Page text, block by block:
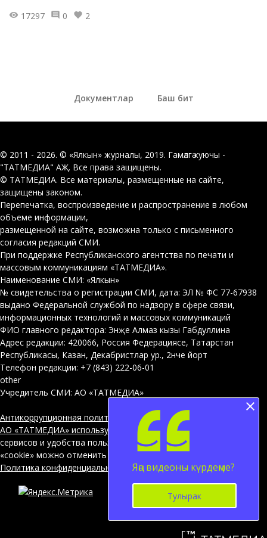
17297
0 2
Документлар Баш бит
© 2011 - 2026. © «Ялкын» журналы, 2019. Гамәлгә куючы -
"ТАТМЕДИА" АҖ. Все права защищены.
© ТАТМЕДИА. Все материалы, размещенные на сайте,
защищены законом.
Перепечатка, воспроизведение и распространение в любом
объеме информации,
размещенной на сайте, возможна только с письменного
согласия редакций СМИ.
При поддержке Республиканского агентства по печати и
массовым коммуникациям «ТАТМЕДИА».
Наименование СМИ: «Ялкын»
№ свидетельства о регистрации СМИ, дата: ЭЛ № ФС 77-67938
выдано Федеральной службой по надзору в сфере связи,
информационных технологий и массовых коммуникаций
ФИО главного редактора: Энҗе Алмаз кызы Габдуллина
Адрес редакции: 420066, Россия Федерациясе, Татарстан
Республикасы, Казан, Декабристлар ур., 2нче йорт
Телефон редакции: +7 (843) 222-06-01
other
Учредитель СМИ: АО «ТАТМЕДИА»
Антикоррупционная политика
АО «ТАТМЕДИА» использует «cookie»для персонализации
сервисов и удобства пользователей сайтом. Использование
«cookie» можно отменить в настройках браузера.
Политика конфиденциальности
12+
Яңа видеоны күрдеңме?
Тулырак